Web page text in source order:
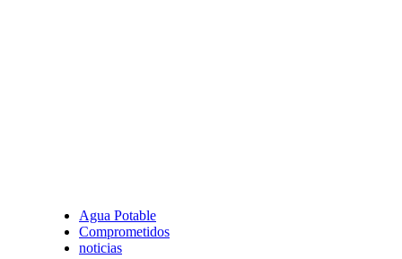
Agua Potable
Comprometidos
noticias